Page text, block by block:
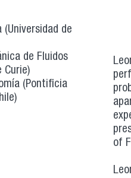
(Universidad de
de Fluidos
Curie)
(Pontificia
of